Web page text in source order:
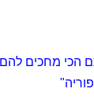
הכי מחכים להם